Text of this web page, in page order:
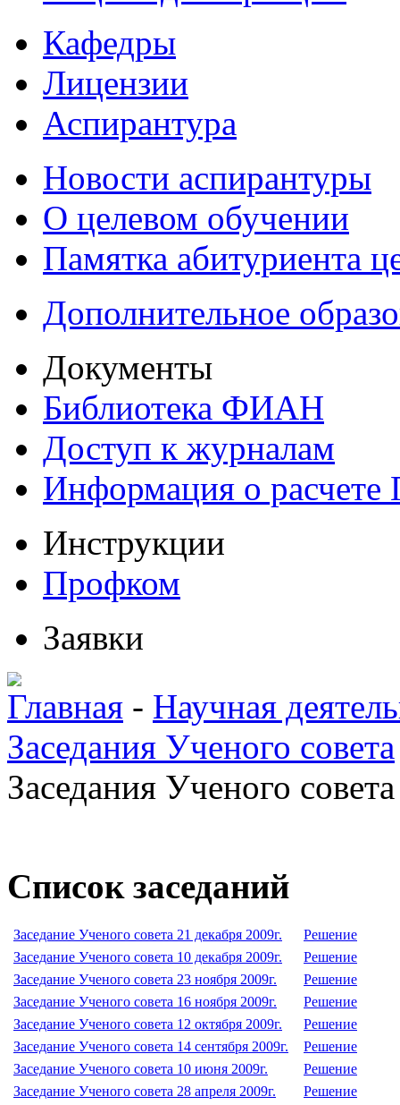
Кафедры
Лицензии
Аспирантура
Новости аспирантуры
О целевом обучении
Памятка абитуриента
Дополнительное
Документы
Библиотека ФИАН
Доступ к журналам
Информация о
Инструкции
Профком
Заявки
Главная - Научная
Заседания Ученого совета
Заседания Ученого
Список заседаний
Заседание Ученого совета 21 декабря 2009г.
Решение
Заседание Ученого совета 10 декабря 2009г.
Решение
Заседание Ученого совета 23 ноября 2009г.
Решение
Заседание Ученого совета 16 ноября 2009г.
Решение
Заседание Ученого совета 12 октября 2009г.
Решение
Заседание Ученого совета 14 сентября 2009г.
Решение
Заседание Ученого совета 10 июня 2009г.
Решение
Заседание Ученого совета 28 апреля 2009г.
Решение